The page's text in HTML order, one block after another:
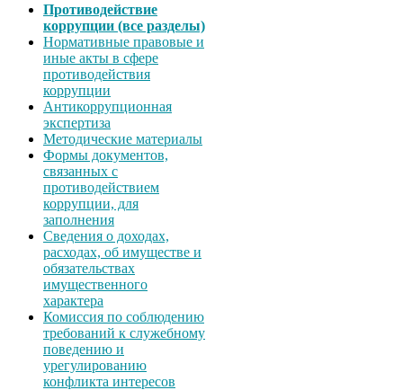
Противодействие
коррупции (все разделы)
Нормативные правовые и
иные акты в сфере
противодействия
коррупции
Антикоррупционная
экспертиза
Методические материалы
Формы документов,
связанных с
противодействием
коррупции, для
заполнения
Сведения о доходах,
расходах, об имуществе и
обязательствах
имущественного
характера
Комиссия по соблюдению
требований к служебному
поведению и
урегулированию
конфликта интересов